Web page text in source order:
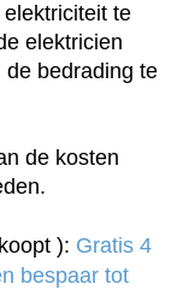
te
elektricien
bedrading te
de kosten
): Gratis 4
bespaar tot